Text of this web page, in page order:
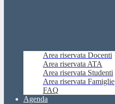
Area riservata Docenti
Area riservata ATA
Area riservata Studenti
Area riservata Famiglie
FAQ
Agenda